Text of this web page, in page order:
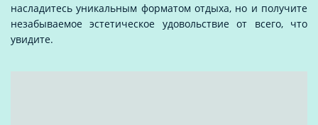
насладитесь уникальным форматом отдыха, но и получите
незабываемое эстетическое удовольствие от всего, что
увидите.